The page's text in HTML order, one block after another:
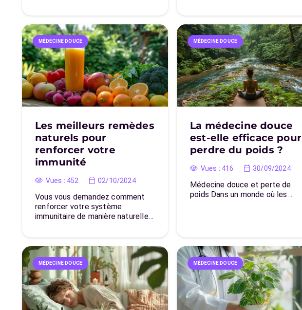
MÉDECINE DOUCE
Les meilleurs remèdes
naturels pour
renforcer votre
immunité
Vues : 452 02/10/2024
Vous vous demandez comment
renforcer votre système
immunitaire de manière naturelle…
MÉDECINE DOUCE
La médecine douce
est-elle efficace pour
perdre du poids ?
Vues : 416 30/09/2024
Médecine douce et perte de
poids Dans un monde où les…
MÉDECINE DOUCE MÉDECINE DOUCE